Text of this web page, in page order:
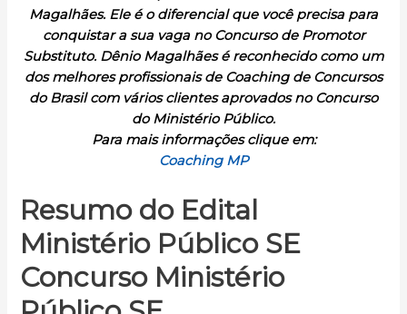
Magalhães. Ele é o diferencial que você precisa para
conquistar a sua vaga no Concurso de Promotor
Substituto. Dênio Magalhães é reconhecido como um
dos melhores profissionais de Coaching de Concursos
do Brasil com vários clientes aprovados no Concurso
do Ministério Público.
Para mais informações clique em:
Coaching MP
Resumo do Edital
Ministério Público SE
Concurso Ministério